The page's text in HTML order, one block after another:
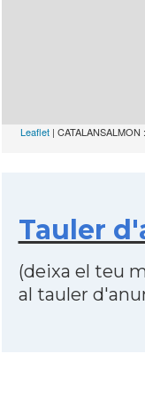
Leaflet |
Tauler
(deixa el teu
al tauler